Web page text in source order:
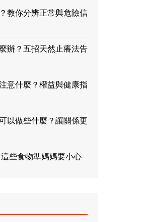
教你分辨正常與危險信
辦？五招天然止癢法告
意什麼？權益與健康指
以做些什麼？讓關係更
些食物準媽媽要小心